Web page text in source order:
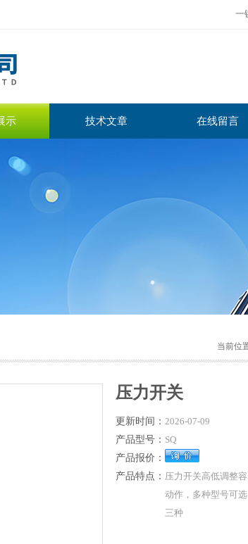
一
示 技术文章 在线留言
当前位
压力开关
更新时间： 2026-07-09
产品型号： SQ
产品报价：
产品特点： 压力开关高低调整
动作，多种型号可
三种